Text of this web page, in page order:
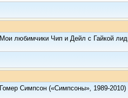
Мои любимчики Чип и Дейл с Гайкой
Гомер Симпсон («Симпсоны», 1989-2010)